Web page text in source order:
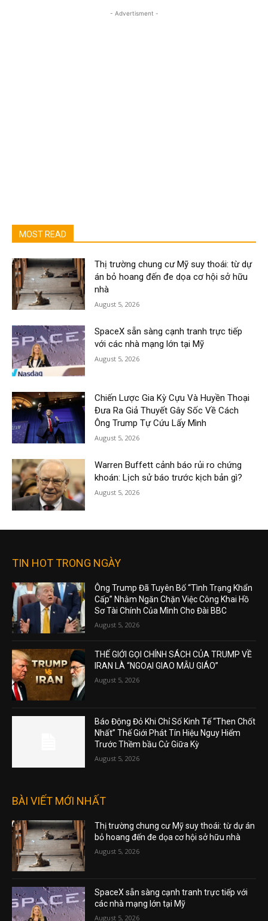
- Advertisment -
MOST READ
Thị trường chung cư Mỹ suy thoái: từ dự
án bỏ hoang đến đe dọa cơ hội sở hữu
nhà
August 5, 2026
SpaceX sẵn sàng cạnh tranh trực tiếp
với các nhà mạng lớn tại Mỹ
August 5, 2026
Chiến Lược Gia Kỳ Cựu Và Huyền Thoại
Đưa Ra Giả Thuyết Gây Sốc Về Cách
Ông Trump Tự Cứu Lấy Mình
August 5, 2026
Warren Buffett cảnh báo rủi ro chứng
khoán: Lịch sử báo trước kịch bản gì?
August 5, 2026
TIN HOT TRONG NGÀY
Ông Trump Đã Tuyên Bố “Tình Trạng Khẩn
Cấp” Nhằm Ngăn Chặn Việc Công Khai Hồ
Sơ Tài Chính Của Mình Cho Đài BBC
August 5, 2026
THẾ GIỚI GỌI CHÍNH SÁCH CỦA TRUMP VỀ
IRAN LÀ “NGOẠI GIAO MẪU GIÁO”
August 5, 2026
Báo Động Đỏ Khi Chỉ Số Kinh Tế “Then Chốt
Nhất” Thế Giới Phát Tín Hiệu Nguy Hiểm
Trước Thềm bầu Cử Giữa Kỳ
August 5, 2026
BÀI VIẾT MỚI NHẤT
Thị trường chung cư Mỹ suy thoái: từ dự án
bỏ hoang đến đe dọa cơ hội sở hữu nhà
August 5, 2026
SpaceX sẵn sàng cạnh tranh trực tiếp với
các nhà mạng lớn tại Mỹ
August 5, 2026